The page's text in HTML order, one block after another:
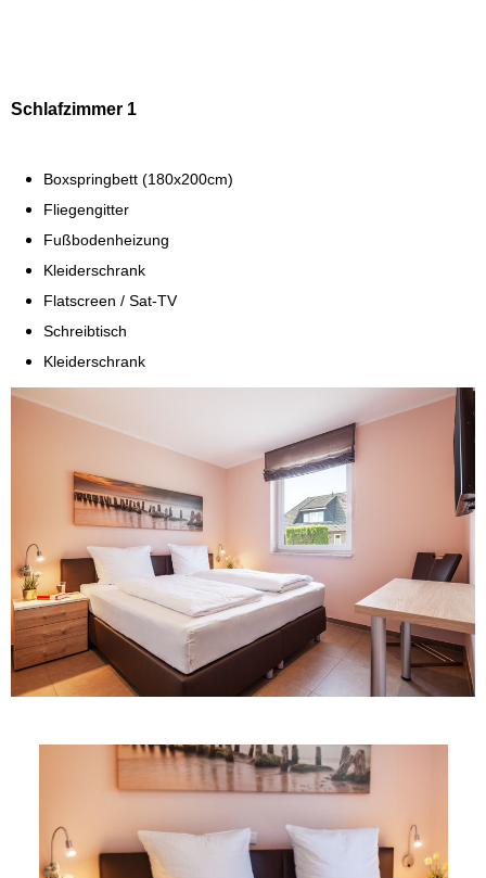
Schlafzimmer 1
Boxspringbett (180x200cm)
Fliegengitter
Fußbodenheizung
Kleiderschrank
Flatscreen / Sat-TV
Schreibtisch
Kleiderschrank